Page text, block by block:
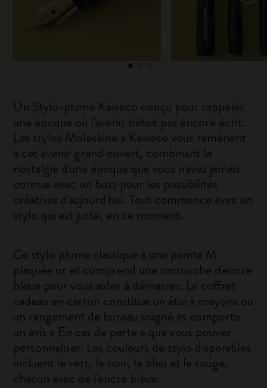
Un Stylo-plume Kaweco conçu pour rappeler
une époque où l'avenir n'était pas encore écrit.
Les stylos Moleskine x Kaweco vous ramènent
à cet avenir grand ouvert, combinant la
nostalgie d'une époque que vous n'avez jamais
connue avec un buzz pour les possibilités
créatives d'aujourd'hui. Tout commence avec un
stylo qui est juste, en ce moment.
Ce stylo plume classique a une pointe M
plaquée or et comprend une cartouche d'encre
bleue pour vous aider à démarrer. Le coffret
cadeau en carton constitue un étui à crayons ou
un rangement de bureau soigné et comporte
un avis « En cas de perte » que vous pouvez
personnaliser. Les couleurs de stylo disponibles
incluent le vert, le noir, le bleu et le rouge,
chacun avec de l'encre bleue.